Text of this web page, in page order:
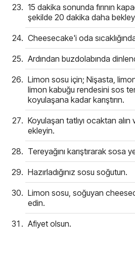
15 dakika sonunda fırının
şekilde 20 dakika daha
Cheesecake'i oda
Ardından buzdolabında
Limon sosu için; Nişasta,
limon kabuğu rendesini sos
koyulaşana kadar karıştırın.
Koyulaşan tatlıyı ocaktan alın
ekleyin.
Tereyağını karıştırarak sosa
Hazırladığınız sosu soğutun.
Limon sosu, soğuyan
edin.
Afiyet olsun.